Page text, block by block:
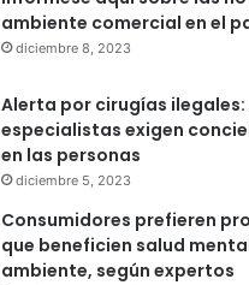
ambiente comercial en el
diciembre 8, 2023
Alerta por cirugías ilegales:
especialistas exigen
en las personas
diciembre 5, 2023
Consumidores prefieren
que beneficien salud
ambiente, según expertos